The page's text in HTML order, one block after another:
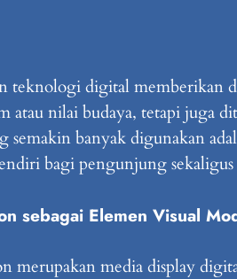
teknologi digital memberikan
atau nilai budaya, tetapi juga
semakin banyak digunakan
bagi pengunjung
sebagai Elemen Visual
merupakan media display